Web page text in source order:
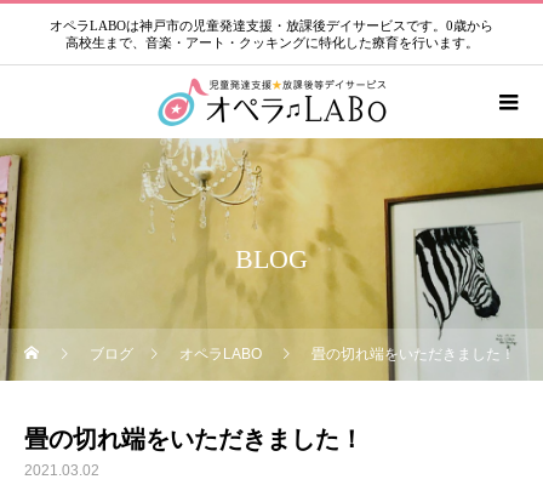
オペラLABOは神戸市の児童発達支援・放課後デイサービスです。0歳から
高校生まで、音楽・アート・クッキングに特化した療育を行います。
BLOG
ブログ オペラLABO 畳の切れ端をいただきました！
畳の切れ端をいただきました！
2021.03.02